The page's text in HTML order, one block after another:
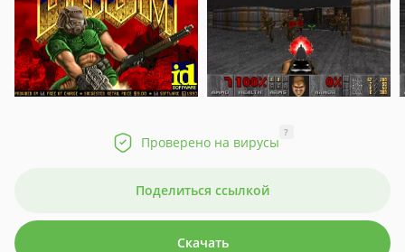
Проверено на вирусы
?
Поделиться ссылкой
Скачать